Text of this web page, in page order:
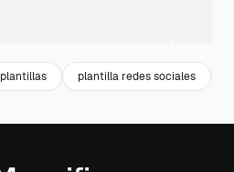
plantillas plantilla redes sociales